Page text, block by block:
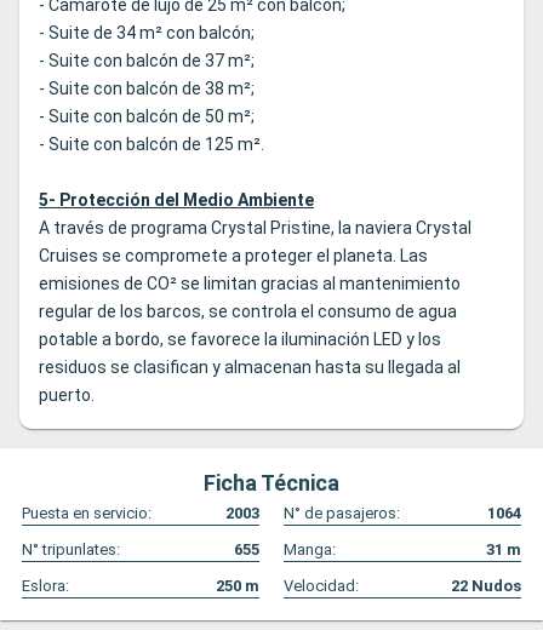
- Camarote de lujo de 25 m² con balcón;
- Suite de 34 m² con balcón;
- Suite con balcón de 37 m²;
- Suite con balcón de 38 m²;
- Suite con balcón de 50 m²;
- Suite con balcón de 125 m².
5- Protección del Medio Ambiente
A través de programa Crystal Pristine, la naviera Crystal
Cruises se compromete a proteger el planeta. Las
emisiones de CO² se limitan gracias al mantenimiento
regular de los barcos, se controla el consumo de agua
potable a bordo, se favorece la iluminación LED y los
residuos se clasifican y almacenan hasta su llegada al
puerto.
Ficha Técnica
Puesta en servicio: 2003 N° de pasajeros:
1064
N° tripunlates:
655 Manga: 31 m
Eslora:
250 m Velocidad: 22 Nudos